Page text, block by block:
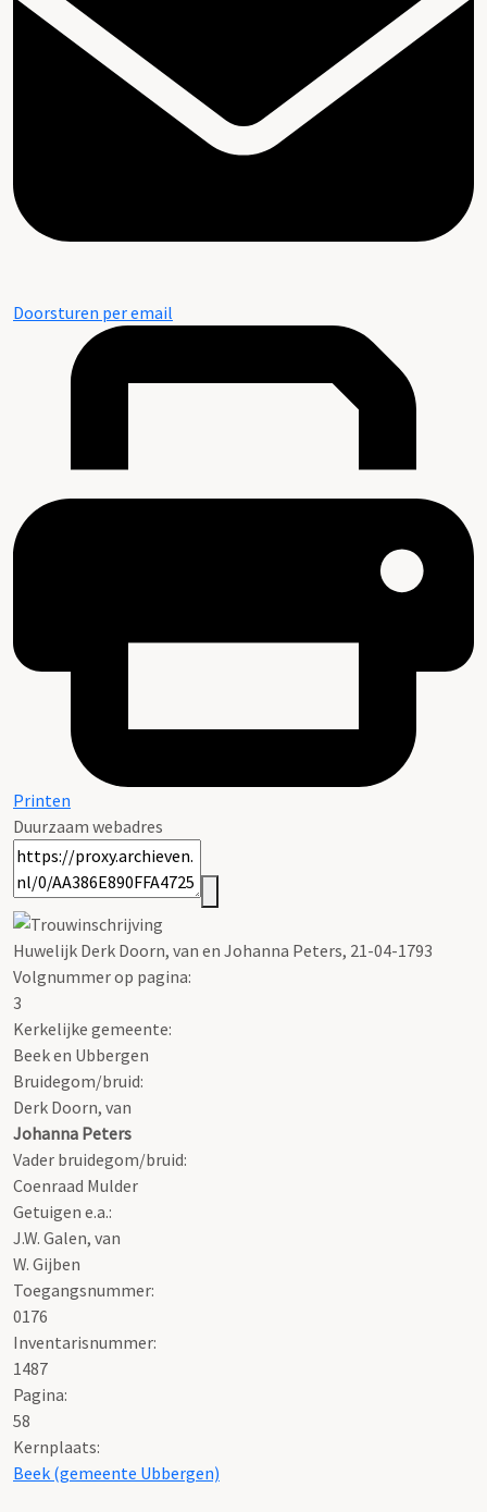
Doorsturen per email
Printen
Duurzaam webadres
Huwelijk Derk Doorn, van en Johanna Peters, 21-04-1793
Volgnummer op pagina:
3
Kerkelijke gemeente:
Beek en Ubbergen
Bruidegom/bruid:
Derk Doorn, van
Johanna Peters
Vader bruidegom/bruid:
Coenraad Mulder
Getuigen e.a.:
J.W. Galen, van
W. Gijben
Toegangsnummer:
0176
Inventarisnummer:
1487
Pagina:
58
Kernplaats:
Beek (gemeente Ubbergen)